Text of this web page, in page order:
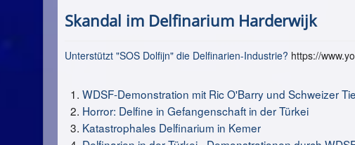
Skandal im Delfinarium Harderwijk
Unterstützt "SOS Dolfijn" die Delfinarien-Industrie? https://
WDSF-Demonstration mit Ric O'Barry und Schweizer
Horror: Delfine in Gefangenschaft in der Türkei
Katastrophales Delfinarium in Kemer